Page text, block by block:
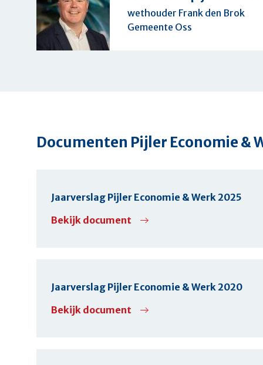
wethouder Frank den Brok
Oss
Documenten Pijler Economie &
Jaarverslag Pijler Economie & Werk 2025
Bekijk document
Jaarverslag Pijler Economie & Werk 2020
Bekijk document